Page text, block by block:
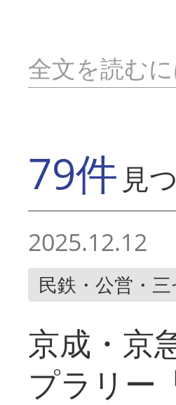
全文を読む
79件 見
2025.12.12
民鉄・公営・三
京成・京
プラリー